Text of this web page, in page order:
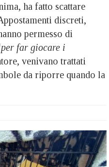
ha fatto scattare
discreti,
permesso di
far giocare i
venivano trattati
da riporre quando la